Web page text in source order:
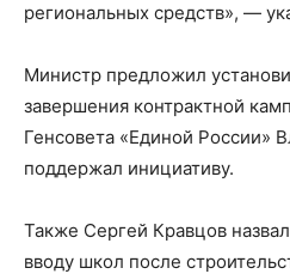
региональных средств», —
Министр предложил
завершения контрактной
Генсовета «Единой России»
поддержал инициативу.
Также Сергей Кравцов
вводу школ после